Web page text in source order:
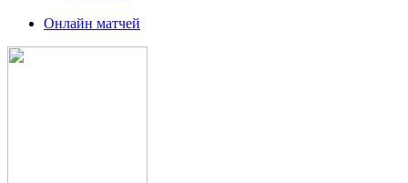
Онлайн матчей